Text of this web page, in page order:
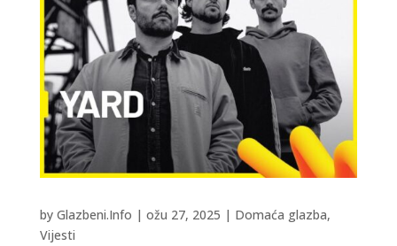
by Glazbeni.Info | ožu 27, 2025 | Domaća glazba,
Vijesti